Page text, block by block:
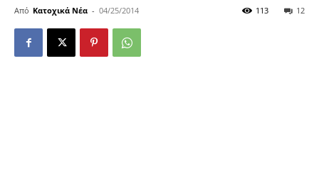
Από Κατοχικά Νέα - 04/25/2014 12
113